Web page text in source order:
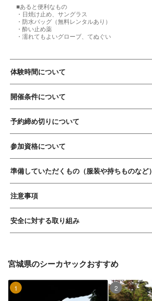
■あると便利なもの
・日焼け止め、サングラス
・防水バッグ（無料レンタルあり）
・酔い止め薬
・濡れてもよいグローブ、てぬぐい
体験時間について
開催条件について
予約締め切りについて
参加資格について
準備していただくもの（服装や持ちものなど）
注意事項
安全に対する取り組み
宮城県のシーカヤックおすすめ
2位